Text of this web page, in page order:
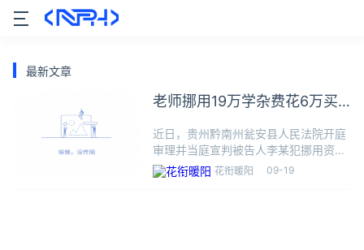
最新文章
老师挪用19万学杂费花6万买
近日，贵州黔南州瓮安县人民法院开庭
审理并当庭宣判被告人李某犯挪用资金
罪一案，依法判处李某拘役四个月，缓
刑六个月。2023年2月，瓮安县某民办
花衔暖阳 09-19